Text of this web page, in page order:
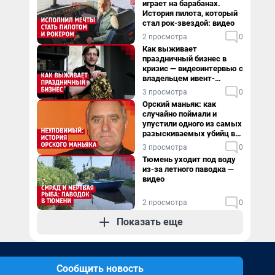
играет на барабанах.
История пилота, который
стал рок-звездой: видео
2 просмотра 0
Как выживает
праздничный бизнес в
кризис — видеоинтервью с
владельцем ивент-
агентства
3 просмотра 0
Орский маньяк: как
случайно поймали и
упустили одного из самых
разыскиваемых убийц в
России. Видео
3 просмотра 0
Тюмень уходит под воду
из-за летного паводка —
видео
2 просмотра 0
Показать еще
Сообщить новость